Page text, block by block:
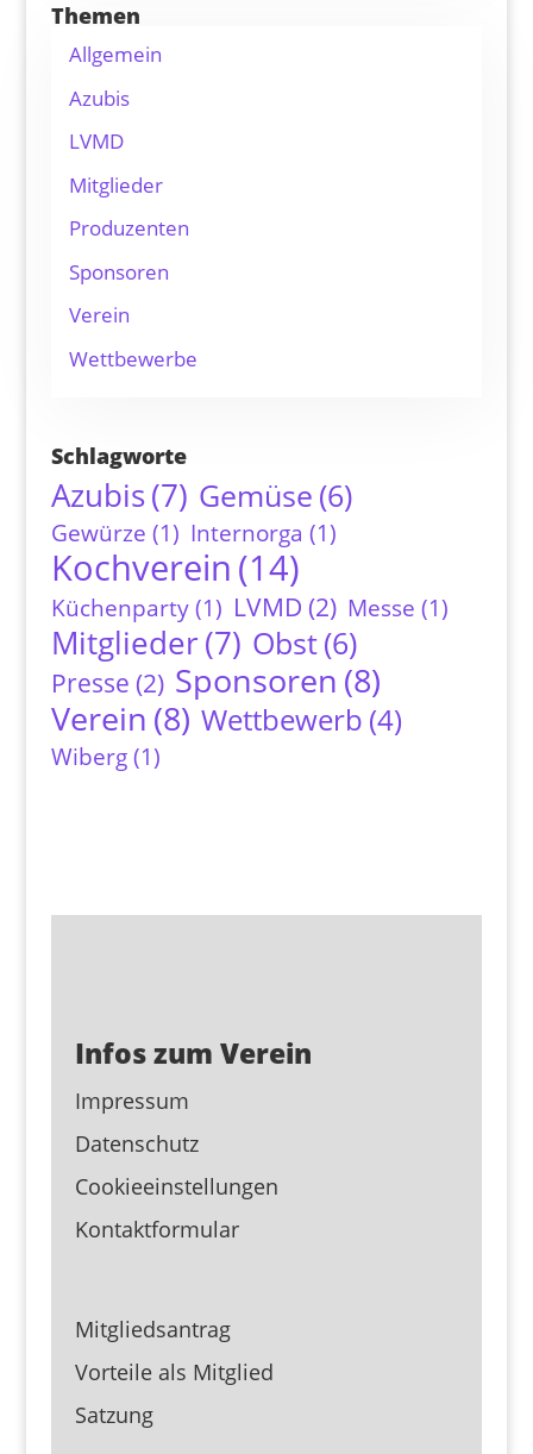
Themen
Allgemein
Azubis
LVMD
Mitglieder
Produzenten
Sponsoren
Verein
Wettbewerbe
Schlagworte
Azubis(7) Gemüse (6)
Gewürze (1) Internorga (1)
Kochverein (14)
Küchenparty (1) LVMD (2) Messe (1)
Mitglieder(7) Obst(6)
Presse (2) Sponsoren (8)
Verein (8) Wettbewerb (4)
Wiberg (1)
Infos zum Verein
Impressum
Datenschutz
Cookieeinstellungen
Kontaktformular
Mitgliedsantrag
Vorteile als Mitglied
Satzung